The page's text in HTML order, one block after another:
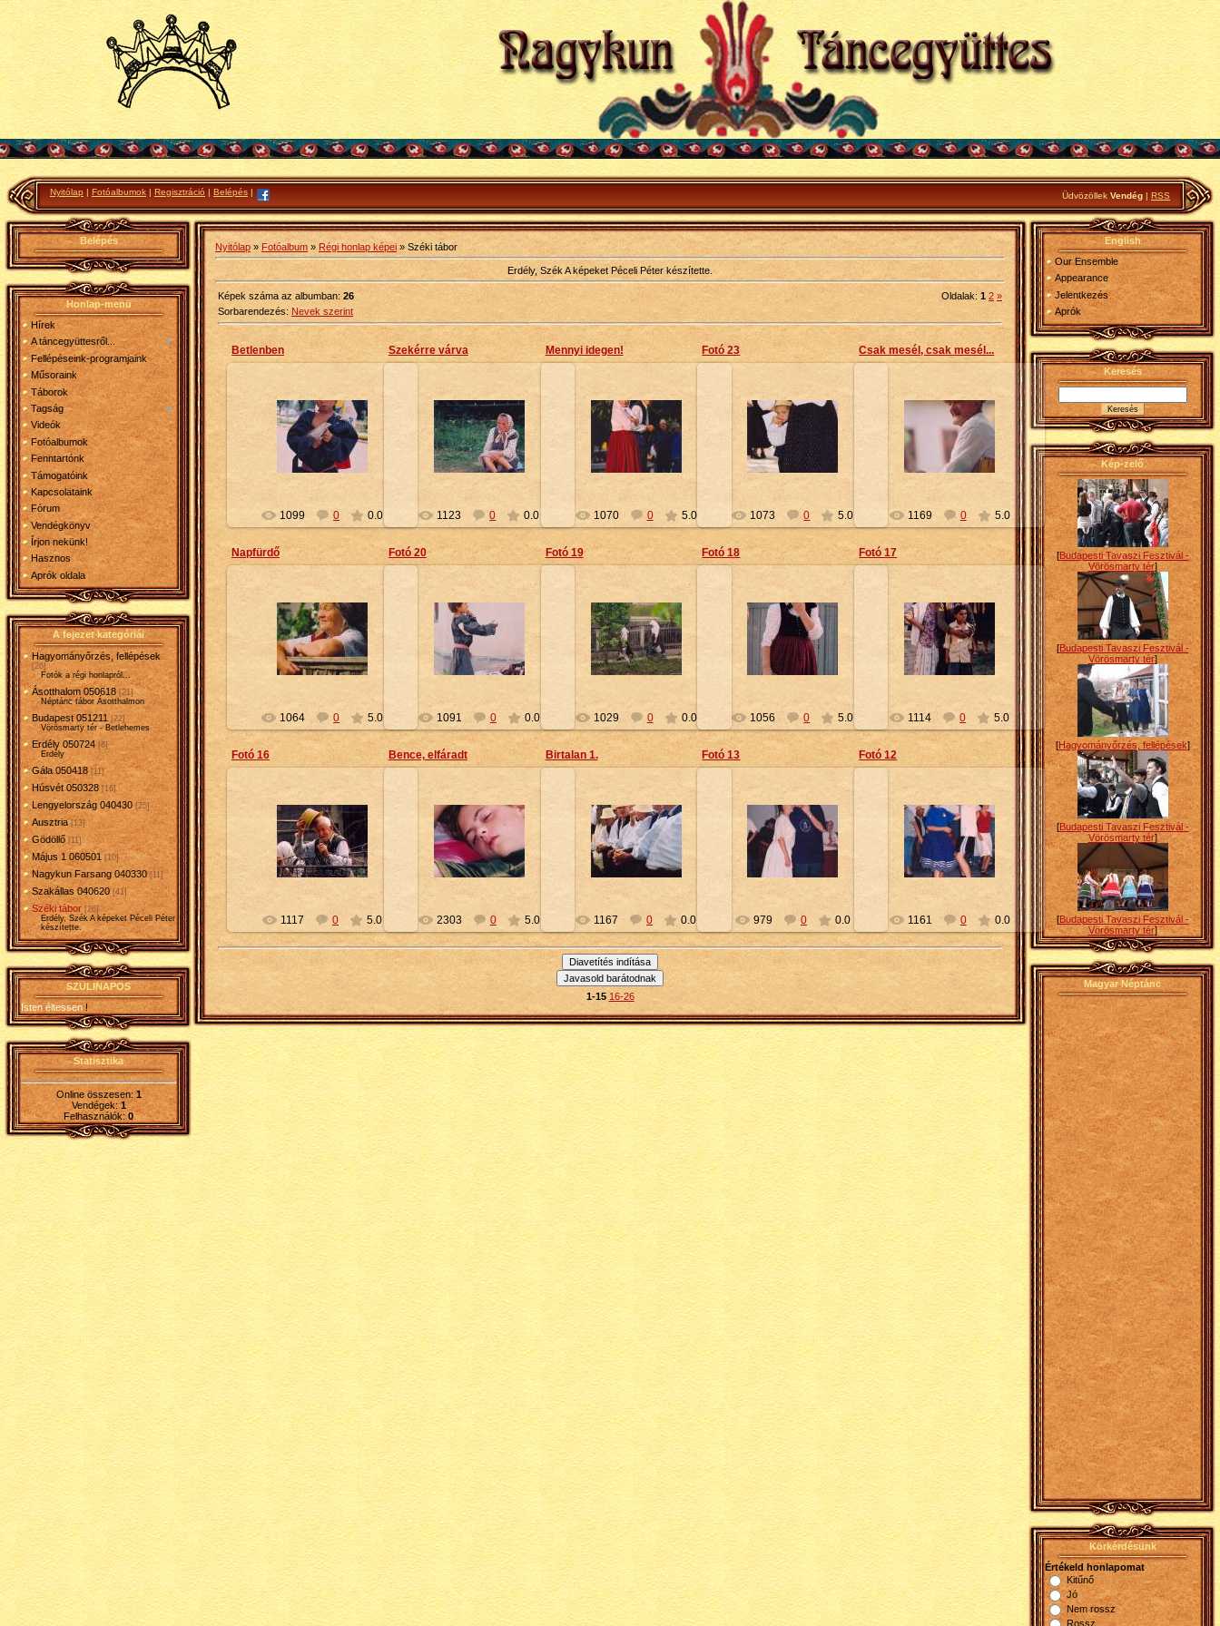
Nyitólap | Fotóalbumok | Regisztráció | Belépés | Üdvözöllek Vendég | RSS
Belépés
Honlap-menü
Hírek
A táncegyüttesről...
Fellépéseink-programjaink
Műsoraink
Táborok
Tagság
Videók
Fotóalbumok
Fenntartónk
Támogatóink
Kapcsolataink
Fórum
Vendégkönyv
Írjon nekünk!
Hasznos
Aprók oldala
A fejezet kategóriái
Hagyományőrzés, fellépések
[26]
Fotók a régi honlapról...
Ásotthalom 050618 [21]
Néptánc tábor Ásotthalmon
Budapest 051211 [22]
Vörösmarty tér - Betlehemes
Erdély 050724 [6]
Erdély
Gála 050418 [11]
Húsvét 050328 [16]
Lengyelország 040430 [25]
Ausztria [13]
Gödöllő [11]
Május 1 060501 [10]
Nagykun Farsang 040330 [11]
Szakállas 040620 [41]
Széki tábor [26]
Erdély, Szék A képeket Péceli Péter
készítette.
SZÜLINAPOS
Isten éltessen !
Statisztika
Online összesen:1
Vendégek:1
Felhasználók:0
Nyitólap » Fotóalbum » Régi honlap képei » Széki tábor
Erdély, Szék A képeket Péceli Péter készítette.
Képek száma az albumban: 26 Oldalak: 1 2 »
Sorbarendezés: Nevek szerint
Betlenben
2010-02-10
Petty
1099 0 0.0
Szekérre várva
2010-02-10
Petty
1123 0 0.0
Mennyi idegen!
2010-02-10
Petty
1070 0 5.0
Fotó 23
2010-02-10
Petty
1073 0 5.0
Csak mesél, csak mesél...
2010-02-10
Petty
1169 0 5.0
Napfürdő
2010-02-10
Petty
1064 0 5.0
Fotó 20
2010-02-10
Petty
1091 0 0.0
Fotó 19
2010-02-10
Petty
1029 0 0.0
Fotó 18
2010-02-10
Petty
1056 0 5.0
Fotó 17
2010-02-10
Petty
1114 0 5.0
Fotó 16
2010-02-10
Petty
1117 0 5.0
Bence, elfáradt
2010-02-10
Petty
2303 0 5.0
Birtalan 1.
2010-02-10
Petty
1167 0 0.0
Fotó 13
2010-02-10
Petty
979 0 0.0
Fotó 12
2010-02-10
Petty
1161 0 0.0
1-15 16-26
English
Our Ensemble
Appearance
Jelentkezés
Aprók
Keresés
Kép-zelő
[Budapesti Tavaszi Fesztivál -
Vörösmarty tér]
[Budapesti Tavaszi Fesztivál -
Vörösmarty tér]
[Hagyományőrzés, fellépések]
[Budapesti Tavaszi Fesztivál -
Vörösmarty tér]
[Budapesti Tavaszi Fesztivál -
Vörösmarty tér]
Magyar Néptánc
Körkérdésünk
Értékeld honlapomat
Kitűnő
Jó
Nem rossz
Rossz